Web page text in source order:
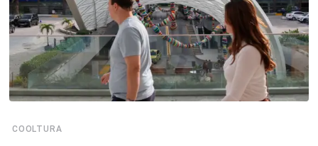
COOLTURA